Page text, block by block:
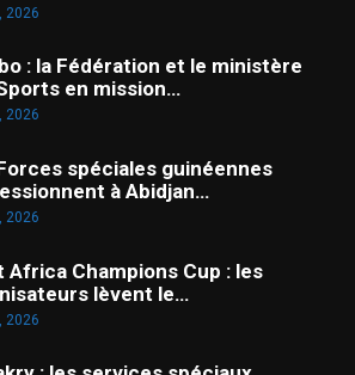
2026
: la Fédération et le ministère
en mission…
2026
spéciales guinéennes
à Abidjan…
2026
Africa Champions Cup : les
lèvent le…
2026